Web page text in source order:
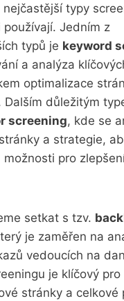
typy
Jedním z
typů je keyword
a ⁢analýza
optimalizace
Dalším důležitým
screening, kde se
⁣a strategie,⁣
pro⁤
setkat s tzv.⁢
je zaměřen na
vedoucích na
je⁢ klíčový pro⁢
stránky a celkové